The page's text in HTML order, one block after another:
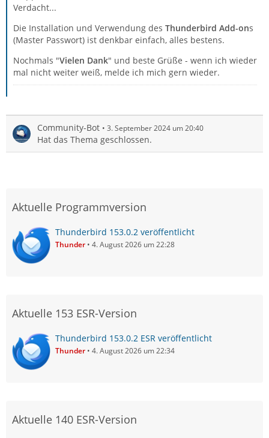
Verdacht...
Die Installation und Verwendung des Thunderbird Add-ons
(Master Passwort) ist denkbar einfach, alles bestens.
Nochmals "Vielen Dank" und beste Grüße - wenn ich wieder
mal nicht weiter weiß, melde ich mich gern wieder.
Community-Bot 3. September 2024 um 20:40
Hat das Thema geschlossen.
Aktuelle Programmversion
Thunderbird 153.0.2 veröffentlicht
Thunder 4. August 2026 um 22:28
Aktuelle 153 ESR-Version
Thunderbird 153.0.2 ESR veröffentlicht
Thunder 4. August 2026 um 22:34
Aktuelle 140 ESR-Version